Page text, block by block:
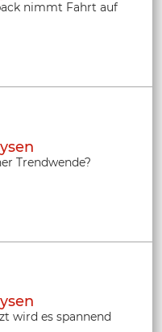
nimmt Fahrt auf
Trendwende?
wird es spannend